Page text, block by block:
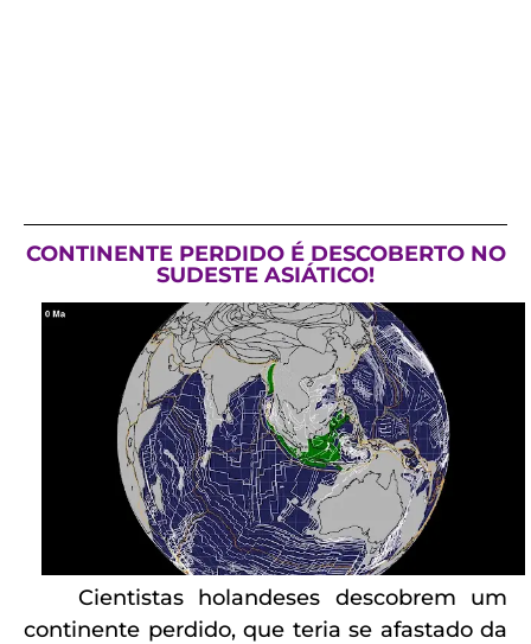
CONTINENTE PERDIDO É DESCOBERTO NO
SUDESTE ASIÁTICO!
Cientistas holandeses descobrem um
continente perdido, que teria se afastado da